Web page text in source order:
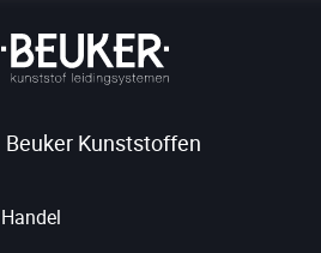
Beuker Kunststoffen
Handel